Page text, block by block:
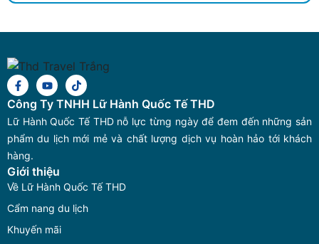
Công Ty TNHH Lữ Hành Quốc Tế THD
Lữ Hành Quốc Tế THD nỗ lực từng ngày để đem đến những sản
phẩm du lịch mới mẻ và chất lượng dịch vụ hoàn hảo tới khách
hàng.
Giới thiệu
Về Lữ Hành Quốc Tế THD
Cẩm nang du lịch
Khuyến mãi